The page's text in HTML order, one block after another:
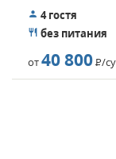
4 гостя
без питания
от40 800Р/